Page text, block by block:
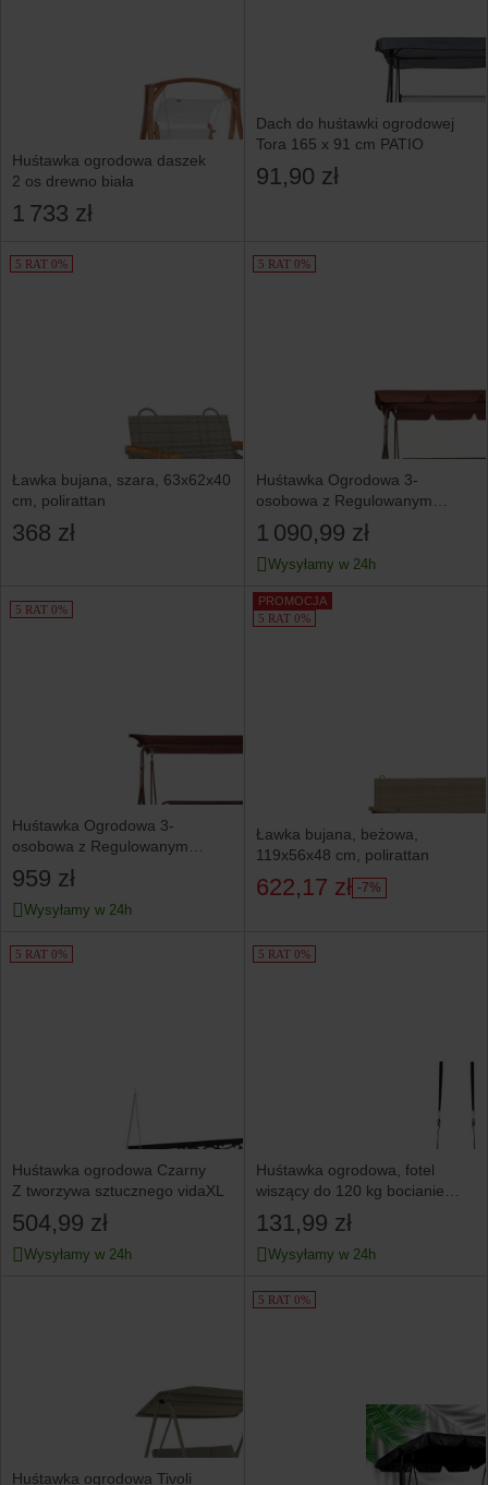
Huśtawka ogrodowa daszek
2 os drewno biała
1 733 zł
Dach do huśtawki ogrodowej
Tora 165 x 91 cm PATIO
91,90 zł
5 RAT 0%
Ławka bujana, szara, 63x62x40
cm, polirattan
368 zł
5 RAT 0%
Huśtawka Ogrodowa 3-
osobowa z Regulowanym
Daszkiem – Udźwig do 240 kg
1 090,99 zł
Wysyłamy w 24h
5 RAT 0%
Huśtawka Ogrodowa 3-
osobowa z Regulowanym
Daszkiem – 174 cm 240 kg
Udźwigu
959 zł
Wysyłamy w 24h
PROMOCJA
5 RAT 0%
Ławka bujana, beżowa,
119x56x48 cm, polirattan
622,17 zł -7%
5 RAT 0%
Huśtawka ogrodowa Czarny
Z tworzywa sztucznego vidaXL
504,99 zł
Wysyłamy w 24h
5 RAT 0%
Huśtawka ogrodowa, fotel
wiszący do 120 kg bocianie
gniazdo czarne
131,99 zł
Wysyłamy w 24h
Huśtawka ogrodowa Tivoli
5 RAT 0%